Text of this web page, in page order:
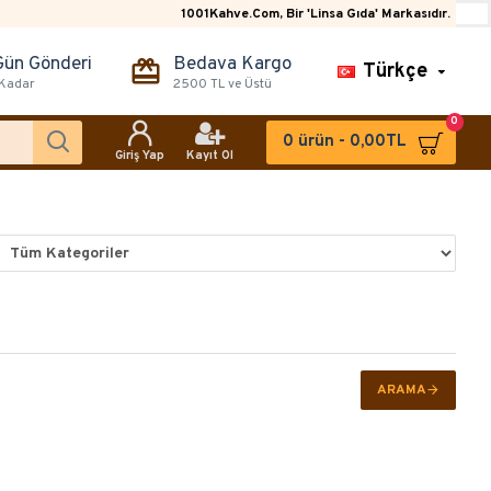
1001Kahve.Com, Bir 'Linsa Gıda' Markasıdır.
Gönderi Bedava Kargo
2500 TL ve Üstü
Türkçe
Giriş Yap Kayıt Ol
0 ürün - 0,00TL
0
ARAMA